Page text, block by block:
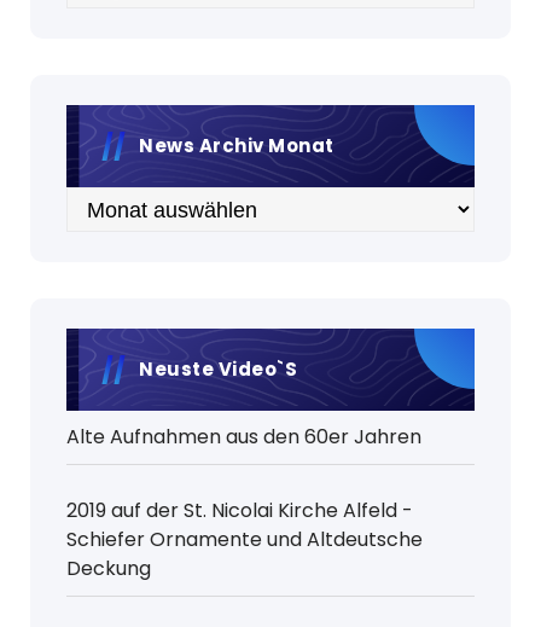
News Archiv Monat
Archiv
Neuste Video`s
Alte Aufnahmen aus den 60er Jahren
2019 auf der St. Nicolai Kirche Alfeld -
Schiefer Ornamente und Altdeutsche
Deckung